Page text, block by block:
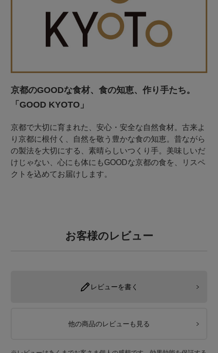
京都のGOODな食材、食の知恵、作り手たち。
「GOOD KYOTO」
京都で大切に育まれた、安心・安全な自然食材。古来よ
り京都に根付く、自然を敬う豊かな食の知恵。昔ながら
の製法を大切にする、素晴らしいつくり手。美味しいだ
けじゃない、心にも体にもGOODな京都の食を、リスペ
クトを込めてお届けします。
お客様のレビュー
レビューを書く
他の商品のレビューも見る